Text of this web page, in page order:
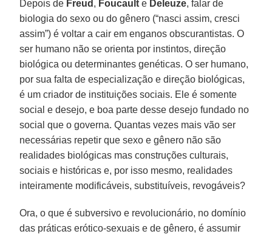
Depois de Freud , Foucault e Deleuze, falar de
biologia do sexo ou do gênero (“nasci assim, cresci
assim”) é voltar a cair em enganos obscurantistas. O
ser humano não se orienta por instintos, direção
biológica ou determinantes genéticas. O ser humano,
por sua falta de especialização e direção biológicas,
é um criador de instituições sociais. Ele é somente
social e desejo, e boa parte desse desejo fundado no
social que o governa. Quantas vezes mais vão ser
necessárias repetir que sexo e gênero não são
realidades biológicas mas construções culturais,
sociais e históricas e, por isso mesmo, realidades
inteiramente modificáveis, substituíveis, revogáveis?
Ora, o que é subversivo e revolucionário, no domínio
das práticas erótico-sexuais e de gênero, é assumir